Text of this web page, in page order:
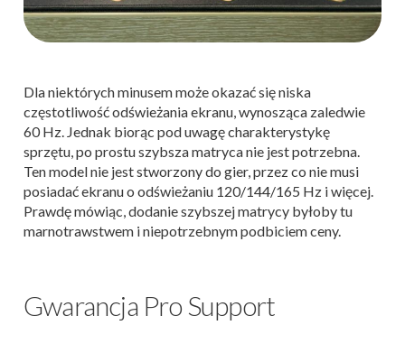
Dla niektórych minusem może okazać się niska
częstotliwość odświeżania ekranu, wynosząca zaledwie
60 Hz. Jednak biorąc pod uwagę charakterystykę
sprzętu, po prostu szybsza matryca nie jest potrzebna.
Ten model nie jest stworzony do gier, przez co nie musi
posiadać ekranu o odświeżaniu 120/144/165 Hz i więcej.
Prawdę mówiąc, dodanie szybszej matrycy byłoby tu
marnotrawstwem i niepotrzebnym podbiciem ceny.
Gwarancja Pro Support